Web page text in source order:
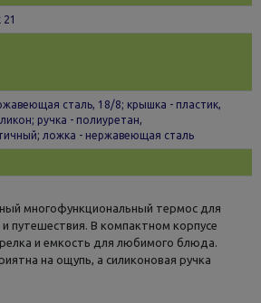
21
сталь, 18/8; крышка - пластик,
ручка - полиуретан,
ложка - нержавеющая сталь
многофункциональный термос для
путешествия. В компактном корпусе
и емкость для любимого блюда.
на ощупь, а силиконовая ручка